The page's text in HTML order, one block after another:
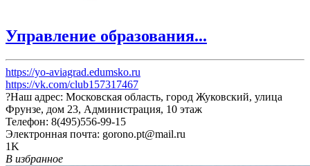
Управление образования...
https://yo-aviagrad.edumsko.ru
https://vk.com/club157317467
?Наш адрес: Московская область, город Жуковский, улица
Фрунзе, дом 23, Администрация, 10 этаж
Телефон: 8(495)556-99-15
Электронная почта: gorono.pt@mail.ru
1K
В избранное